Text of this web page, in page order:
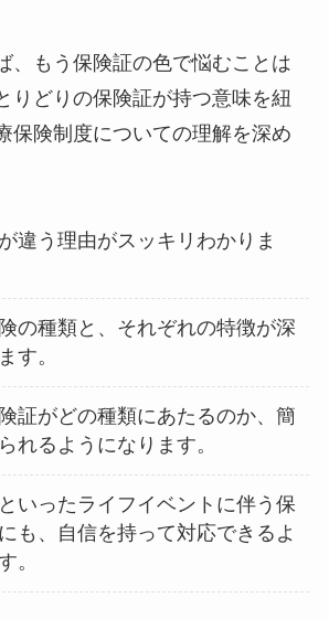
、もう保険証の色で悩むことは
りどりの保険証が持つ意味を紐
保険制度についての理解を深め
違う理由がスッキリわかりま
の種類と、それぞれの特徴が深
す。
証がどの種類にあたるのか、簡
れるようになります。
いったライフイベントに伴う保
も、自信を持って対応できるよ
。